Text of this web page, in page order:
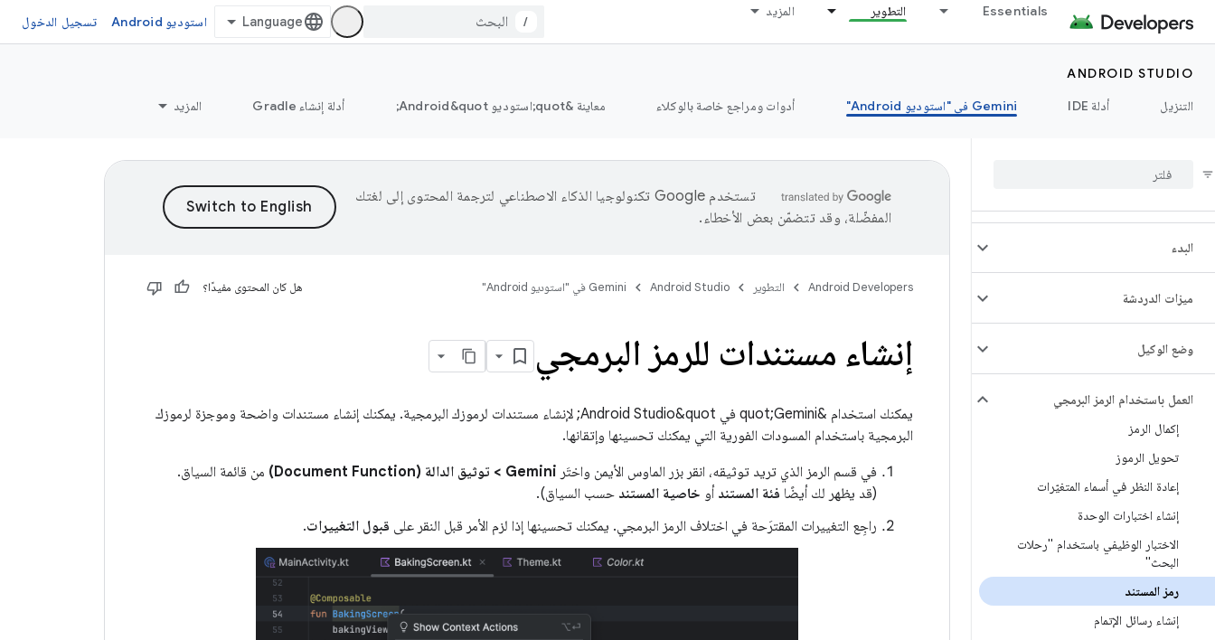
Essentials التطوير المزيد
/ استوديو Android تسجيل الدخول
ANDROID STUDIO
التنزيل
أدلة IDE ‫Gemini في "استوديو Android" أدوات ومراجع خاصة بالوكلاء معاينة &quot;استوديو Android&quot; أدلة إنشاء Gradle المزيد
البدء
ميزات الدردشة
وضع الوكيل
العمل باستخدام الرمز البرمجي
إكمال الرمز
تحويل الرموز
إعادة النظر في أسماء المتغيّرات
إنشاء اختبارات الوحدة
الاختبار الوظيفي باستخدام "رحلات
البحث"
رمز المستند
إنشاء رسائل الإتمام
تستخدم Google تكنولوجيا الذكاء الاصطناعي لترجمة المحتوى إلى لغتك
المفضّلة، وقد تتضمّن بعض الأخطاء.
Android Developers التطوير Android Studio ‫Gemini في "استوديو Android" هل كان المحتوى مفيدًا؟
إنشاء مستندات للرمز البرمجي
يمكنك استخدام &quot;Gemini في Android Studio&quot; لإنشاء مستندات لرموزك البرمجية. يمكنك إنشاء مستندات واضحة وموجزة لرموزك
البرمجية باستخدام المسودات الفورية التي يمكنك تحسينها وإتقانها.
في قسم الرمز الذي تريد توثيقه، انقر بزر الماوس الأيمن واختَر Gemini > توثيق الدالة (Document Function)
من قائمة السياق.
(قد يظهر لك أيضًا فئة المستند أو خاصية المستند حسب السياق).
راجِع التغييرات المقترَحة في اختلاف الرمز البرمجي. يمكنك تحسينها إذا لزم الأمر قبل النقر على قبول التغييرات.